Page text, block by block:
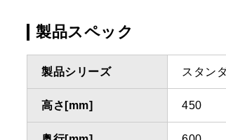
製品スペック
製品シリーズ スタン
高さ[mm] 450